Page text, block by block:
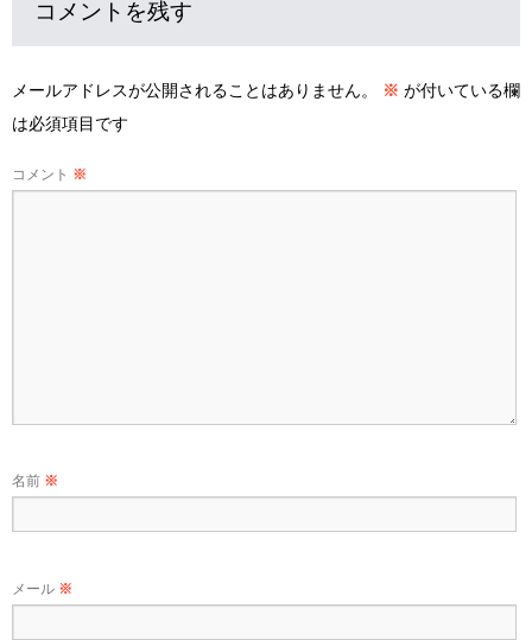
コメントを残す
メールアドレスが公開されることはありません。 ※ が付いている欄
は必須項目です
コメント ※
名前 ※
メール ※